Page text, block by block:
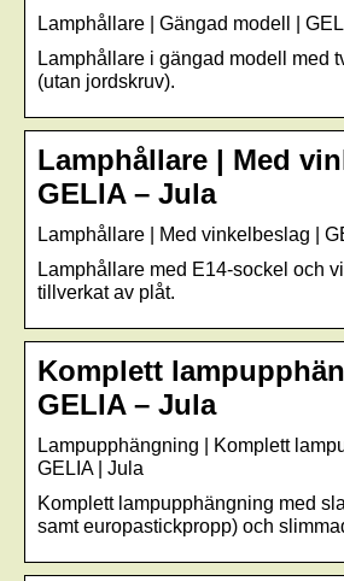
Lamphållare | Gängad modell |
Lamphållare i gängad modell med
(utan jordskruv).
Lamphållare | Med
GELIA – Jula
Lamphållare | Med vinkelbeslag |
Lamphållare med E14-sockel och
tillverkat av plåt.
Komplett
GELIA – Jula
Lampupphängning | Komplett
GELIA | Jula
Komplett lampupphängning med
samt europastickpropp) och